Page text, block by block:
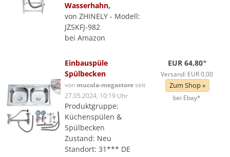
Wasserhahn,
von ZHINELY - Modell:
JZSKFJ-982
bei Amazon
Einbauspüle
Spülbecken
von mucola-megastoreseit
27.05.2024, 10:19 Uhr
Produktgruppe:
Küchenspülen &
Spülbecken
Zustand: Neu
Standort: 31*** DE
EUR 64,80*
Versand: EUR 0,00
Zum Shop »
bei Ebay*